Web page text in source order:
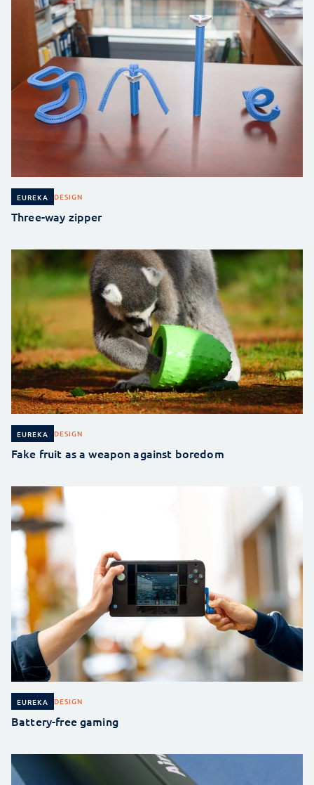
EUREKA DESIGN
Three-way zipper
EUREKA DESIGN
Fake fruit as a weapon against boredom
EUREKA DESIGN
Battery-free gaming